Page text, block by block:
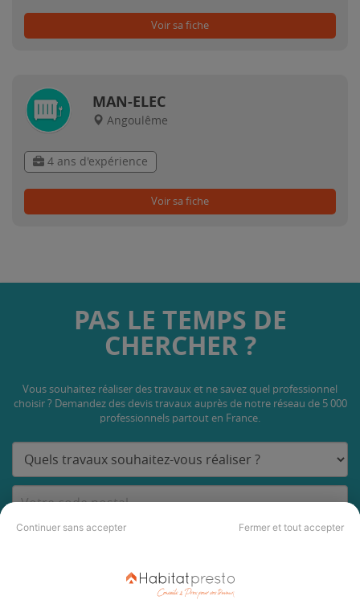
Continuer sans accepter Fermer et tout accepter
Voir sa fiche
MAN-ELEC
Angoulême
4 ans d'expérience
Voir sa fiche
PAS LE TEMPS DE
CHERCHER ?
Vous souhaitez réaliser des travaux et ne savez quel professionnel
choisir ? Demandez des devis travaux auprès de notre réseau de 5 000
professionnels partout en France.